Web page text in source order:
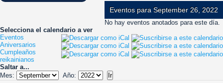
Eventos para September 26, 2022
No hay eventos anotados para este día.
Selecciona el calendario a ver
Eventos
Aniversarios
Cumpleaños
reikainianos
Saltar a...
Mes:
Año: